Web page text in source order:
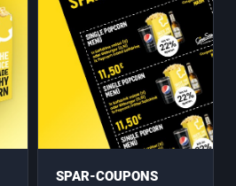
SPAR-COUPONS